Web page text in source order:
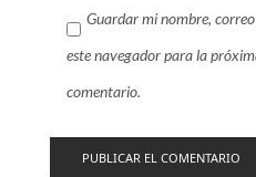
Guardar mi nombre,
este navegador para la
comentario.